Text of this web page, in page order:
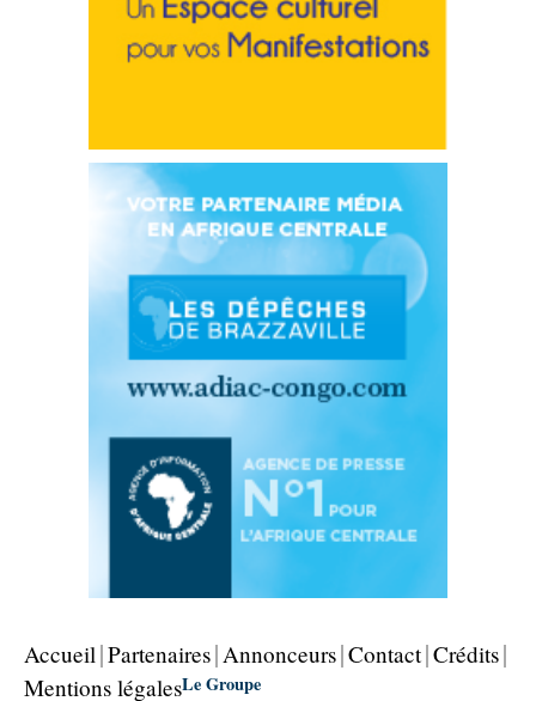
Accueil Partenaires Annonceurs Contact Crédits
Mentions légalesLe Groupe